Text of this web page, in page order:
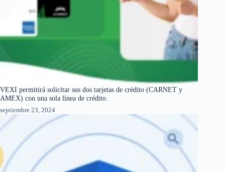
VEXI permitirá solicitar sus dos tarjetas de crédito (CARNET y
AMEX) con una sola línea de crédito.
septiembre 23, 2024